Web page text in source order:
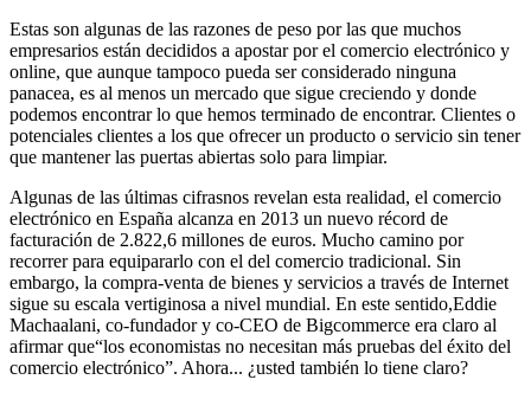
Estas son algunas de las razones de peso por las que muchos
empresarios están decididos a apostar por el comercio electrónico y
online, que aunque tampoco pueda ser considerado ninguna
panacea, es al menos un mercado que sigue creciendo y donde
podemos encontrar lo que hemos terminado de encontrar. Clientes o
potenciales clientes a los que ofrecer un producto o servicio sin tener
que mantener las puertas abiertas solo para limpiar.
Algunas de las últimas cifrasnos revelan esta realidad, el comercio
electrónico en España alcanza en 2013 un nuevo récord de
facturación de 2.822,6 millones de euros. Mucho camino por
recorrer para equipararlo con el del comercio tradicional. Sin
embargo, la compra-venta de bienes y servicios a través de Internet
sigue su escala vertiginosa a nivel mundial. En este sentido,Eddie
Machaalani, co-fundador y co-CEO de Bigcommerce era claro al
afirmar que“los economistas no necesitan más pruebas del éxito del
comercio electrónico”. Ahora... ¿usted también lo tiene claro?